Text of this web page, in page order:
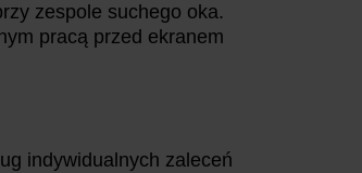
zespole suchego oka.
pracą przed ekranem
indywidualnych zaleceń